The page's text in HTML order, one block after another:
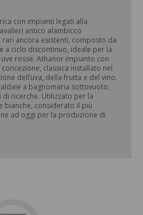
con impianti legati alla
antico alambicco
ancora esistenti, composto da
a ciclo discontinuo, ideale per la
rosse. Athanor impianto con
classica installato nel
dell’uva, della frutta e del vino.
a bagnomaria sottovuoto,
ricerche. Utilizzato per la
bianche, considerato il più
ad oggi per la produzione di